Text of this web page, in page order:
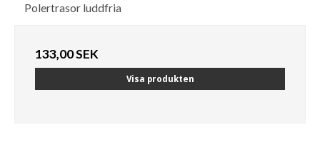
Polertrasor luddfria
133,00 SEK
Visa produkten